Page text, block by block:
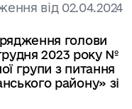
від 02.04.2024
голови
2023 року №
групи з питання
району» зі